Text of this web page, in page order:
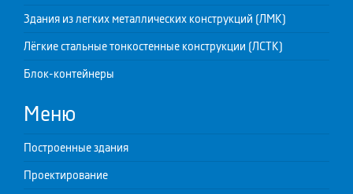
Здания из легких металлических конструкций (ЛМК)
Лёгкие стальные тонкостенные конструкции (ЛСТК)
Блок-контейнеры
Меню
Построенные здания
Проектирование